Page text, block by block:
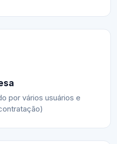
por vários usuários e